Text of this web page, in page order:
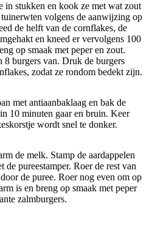
in stukken en kook ze met wat zout
volgens de aanwijzing op
de helft van de cornflakes, de
en kneed er vervolgens 100
op smaak met peper en zout.
8 burgers van. Druk de burgers
zodat ze rondom bedekt zijn.
met antiaanbaklaag en bak de
10 minuten gaar en bruin. Keer
wordt snel te donker.
de melk. Stamp de aardappelen
de pureestamper. Roer de rest van
de puree. Roer nog even om op
is en breng op smaak met peper
zalmburgers.